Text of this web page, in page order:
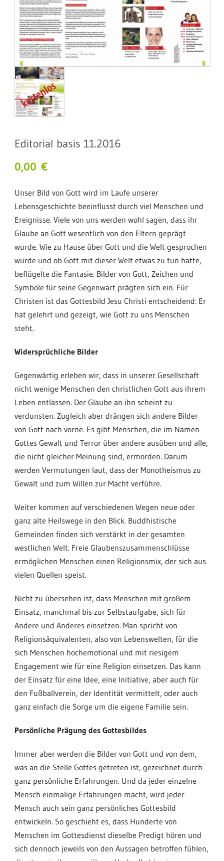
Editorial basis 11.2016
0,00 €
Unser Bild von Gott wird im Laufe unserer
Lebensgeschichte beeinflusst durch viel Menschen und
Ereignisse. Viele von uns werden wohl sagen, dass ihr
Glaube an Gott wesentlich von den Eltern geprägt
wurde. Wie zu Hause über Gott und die Welt gesprochen
wurde und ob Gott mit dieser Welt etwas zu tun hatte,
beflügelte die Fantasie. Bilder von Gott, Zeichen und
Symbole für seine Gegenwart prägten sich ein. Für
Christen ist das Gottesbild Jesu Christi entscheidend: Er
hat gelehrt und gezeigt, wie Gott zu uns Menschen
steht.
Widersprüchliche Bilder
Gegenwärtig erleben wir, dass in unserer Gesellschaft
nicht wenige Menschen den christlichen Gott aus ihrem
Leben entlassen. Der Glaube an ihn scheint zu
verdunsten. Zugleich aber drängen sich andere Bilder
von Gott nach vorne. Es gibt Menschen, die im Namen
Gottes Gewalt und Terror über andere ausüben und alle,
die nicht gleicher Meinung sind, ermorden. Darum
werden Vermutungen laut, dass der Monotheismus zu
Gewalt und zum Willen zur Macht verführe.
Weiter kommen auf verschiedenen Wegen neue oder
ganz alte Heilswege in den Blick. Buddhistische
Gemeinden finden sich verstärkt in der gesamten
westlichen Welt. Freie Glaubenszusammenschlüsse
ermöglichen Menschen einen Religionsmix, der sich aus
vielen Quellen speist.
Nicht zu übersehen ist, dass Menschen mit großem
Einsatz, manchmal bis zur Selbstaufgabe, sich für
Andere und Anderes einsetzen. Man spricht von
Religionsäquivalenten, also von Lebenswelten, für die
sich Menschen hochemotional und mit riesigem
Engagement wie für eine Religion einsetzen. Das kann
der Einsatz für eine Idee, eine Initiative, aber auch für
den Fußballverein, der Identität vermittelt, oder auch
ganz einfach die Sorge um die eigene Familie sein.
Persönliche Prägung des Gottesbildes
Immer aber werden die Bilder von Gott und von dem,
was an die Stelle Gottes getreten ist, gezeichnet durch
ganz persönliche Erfahrungen. Und da jeder einzelne
Mensch einmalige Erfahrungen macht, wird jeder
Mensch auch sein ganz persönliches Gottesbild
entwickeln. So geschieht es, dass Hunderte von
Menschen im Gottesdienst dieselbe Predigt hören und
sich dennoch jeweils von den Aussagen betroffen fühlen,